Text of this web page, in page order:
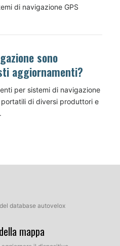
di navigazione GPS
sono
aggiornamenti?
per sistemi di navigazione
di diversi produttori e
database autovelox
mappa